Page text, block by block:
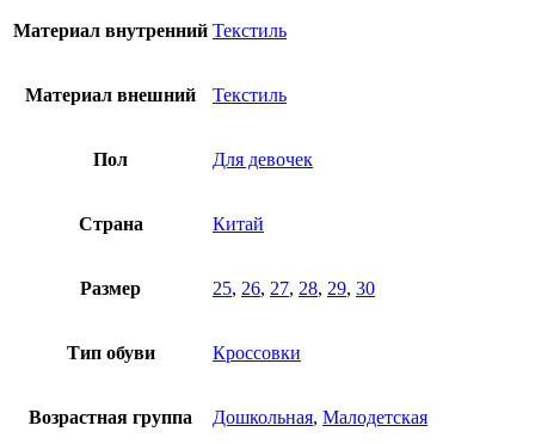
Материал внутренний Текстиль
Материал внешний Текстиль
Пол Для девочек
Страна Китай
Размер 25, 26, 27, 28, 29, 30
Тип обуви Кроссовки
Возрастная группа Дошкольная, Малодетская